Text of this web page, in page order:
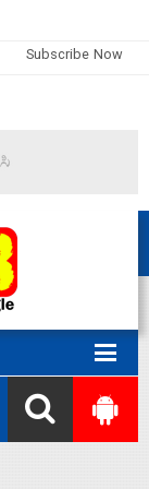
Subscribe Now